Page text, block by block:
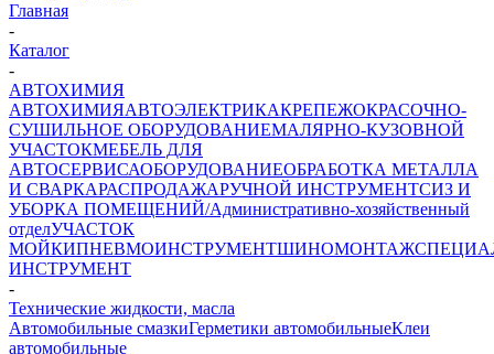
Главная
-
Каталог
-
АВТОХИМИЯ
АВТОХИМИЯАВТОЭЛЕКТРИКАКРЕПЕЖОКРАСОЧНО-
СУШИЛЬНОЕ ОБОРУДОВАНИЕМАЛЯРНО-КУЗОВНОЙ
УЧАСТОКМЕБЕЛЬ ДЛЯ
АВТОСЕРВИСАОБОРУДОВАНИЕОБРАБОТКА МЕТАЛЛА
И СВАРКАРАСПРОДАЖАРУЧНОЙ ИНСТРУМЕНТСИЗ И
УБОРКА ПОМЕЩЕНИЙ/Административно-хозяйственный
отделУЧАСТОК
МОЙКИПНЕВМОИНСТРУМЕНТШИНОМОНТАЖ
ИНСТРУМЕНТ
-
Технические жидкости, масла
Автомобильные смазкиГерметики автомобильныеКлеи
автомобильные